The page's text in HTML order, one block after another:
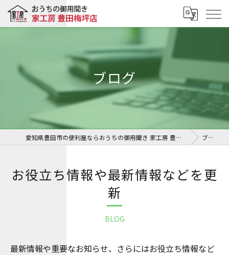
ブログ
愛知県豊田市の便利屋ならおうちの御用聞き 家工房 豊田梅坪店 ブログ
お役立ち情報や最新情報などを更
新
BLOG
最新情報や重要なお知らせ、さらにはお役立ち情報など